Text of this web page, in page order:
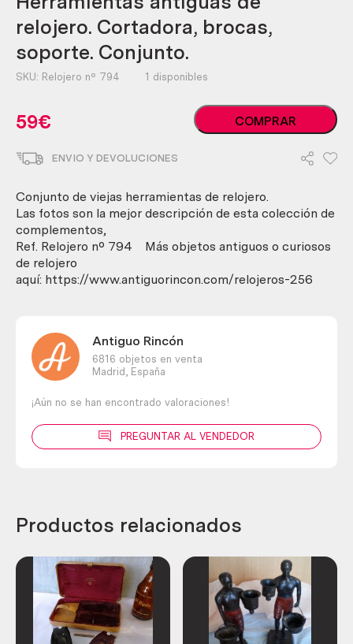
relojero. Cortadora, brocas,
soporte. Conjunto.
SKU: Relojero nº 794 1 disponibles
59€
Herramientas
antiguas
brocas,
soporte.
cantidad
COMPRAR
ENVIO Y DEVOLUCIONES
Conjunto de viejas herramientas de relojero.
Las fotos son la mejor descripción de esta colección de
complementos,
Ref. Relojero nº 794 Más objetos antiguos o curiosos
de relojero
aquí: https://www.antiguorincon.com/relojeros-256
Antiguo Rincón
6816 objetos en venta
Madrid,
España
¡Aún no se han encontrado valoraciones!
PREGUNTAR AL VENDEDOR
Productos relacionados